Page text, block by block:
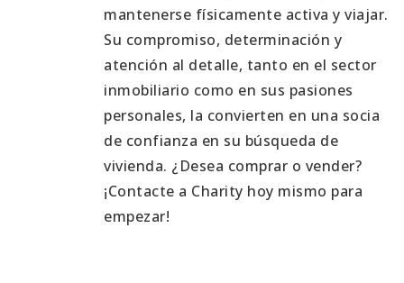
mantenerse físicamente activa y viajar.
Su compromiso, determinación y
atención al detalle, tanto en el sector
inmobiliario como en sus pasiones
personales, la convierten en una socia
de confianza en su búsqueda de
vivienda. ¿Desea comprar o vender?
¡Contacte a Charity hoy mismo para
empezar!